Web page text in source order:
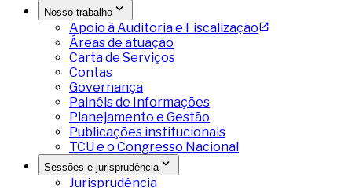
Nosso trabalho
Apoio à Auditoria e Fiscalização
Áreas de atuação
Carta de Serviços
Contas
Governança
Painéis de Informações
Planejamento e Gestão
Publicações institucionais
TCU e o Congresso Nacional
Sessões e jurisprudência
Jurisprudência